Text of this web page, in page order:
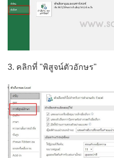
3. คลิกที่ "พิสูจน์ตัวอักษร"